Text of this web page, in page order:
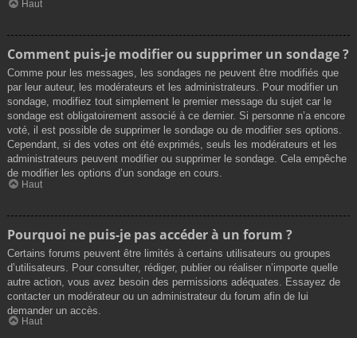
Haut
Comment puis-je modifier ou supprimer un sondage ?
Comme pour les messages, les sondages ne peuvent être modifiés que
par leur auteur, les modérateurs et les administrateurs. Pour modifier un
sondage, modifiez tout simplement le premier message du sujet car le
sondage est obligatoirement associé à ce dernier. Si personne n’a encore
voté, il est possible de supprimer le sondage ou de modifier ses options.
Cependant, si des votes ont été exprimés, seuls les modérateurs et les
administrateurs peuvent modifier ou supprimer le sondage. Cela empêche
de modifier les options d’un sondage en cours.
Haut
Pourquoi ne puis-je pas accéder à un forum ?
Certains forums peuvent être limités à certains utilisateurs ou groupes
d’utilisateurs. Pour consulter, rédiger, publier ou réaliser n’importe quelle
autre action, vous avez besoin des permissions adéquates. Essayez de
contacter un modérateur ou un administrateur du forum afin de lui
demander un accès.
Haut